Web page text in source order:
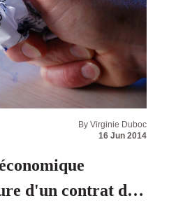
By Virginie Duboc
16 Jun 2014
d'un contrat de